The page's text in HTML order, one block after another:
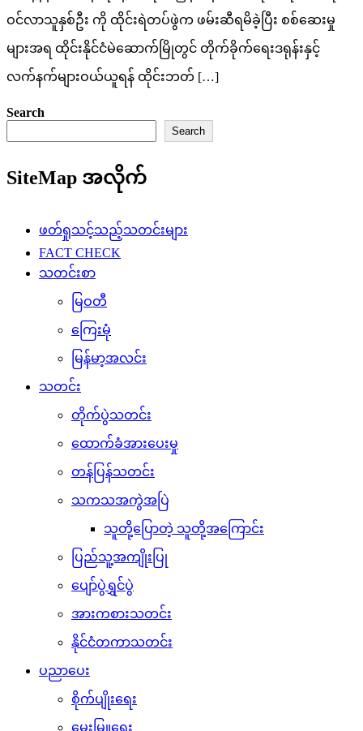
ဝင်လာသူနှစ်ဦး ကို ထိုင်းရဲတပ်ဖွဲက ဖမ်းဆီရမိခဲ့ပြီး စစ်ဆေးမှု
များအရ ထိုင်းနိုင်ငံမဲဆောက်မြိုတွင် တိုက်ခိုက်ရေးဒရုန်းနှင့်
လက်နက်များဝယ်ယူရန် ထိုင်းဘတ် […]
Search
Search
SiteMap အလိုက်
ဖတ်ရှုသင့်သည့်သတင်းများ
FACT CHECK
သတင်းစာ
မြဝတီ
ကြေးမုံ
မြန်မာ့အလင်း
သတင်း
တိုက်ပွဲသတင်း
ထောက်ခံအားပေးမှု
တန်ပြန်သတင်း
သကသအကွဲအပြဲ
သူတို့ပြောတဲ့ သူတို့အကြောင်း
ပြည်သူ့အကျိုးပြု
ပျော်ပွဲရွှင်ပွဲ
အားကစားသတင်း
နိုင်ငံတကာသတင်း
ပညာပေး
စိုက်ပျိုးရေး
မွေးမြူရေး